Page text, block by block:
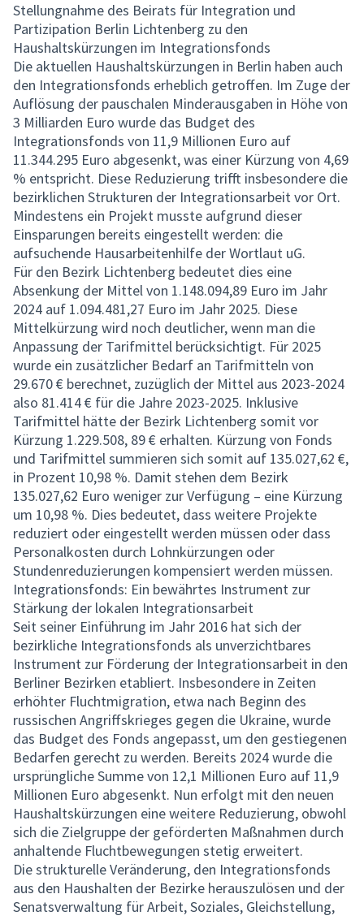
Stellungnahme des Beirats für Integration und
Partizipation Berlin Lichtenberg zu den
Haushaltskürzungen im Integrationsfonds
Die aktuellen Haushaltskürzungen in Berlin haben auch
den Integrationsfonds erheblich getroffen. Im Zuge der
Auflösung der pauschalen Minderausgaben in Höhe von
3 Milliarden Euro wurde das Budget des
Integrationsfonds von 11,9 Millionen Euro auf
11.344.295 Euro abgesenkt, was einer Kürzung von 4,69
% entspricht. Diese Reduzierung trifft insbesondere die
bezirklichen Strukturen der Integrationsarbeit vor Ort.
Mindestens ein Projekt musste aufgrund dieser
Einsparungen bereits eingestellt werden: die
aufsuchende Hausarbeitenhilfe der Wortlaut uG.
Für den Bezirk Lichtenberg bedeutet dies eine
Absenkung der Mittel von 1.148.094,89 Euro im Jahr
2024 auf 1.094.481,27 Euro im Jahr 2025. Diese
Mittelkürzung wird noch deutlicher, wenn man die
Anpassung der Tarifmittel berücksichtigt. Für 2025
wurde ein zusätzlicher Bedarf an Tarifmitteln von
29.670 € berechnet, zuzüglich der Mittel aus 2023-2024
also 81.414 € für die Jahre 2023-2025. Inklusive
Tarifmittel hätte der Bezirk Lichtenberg somit vor
Kürzung 1.229.508, 89 € erhalten. Kürzung von Fonds
und Tarifmittel summieren sich somit auf 135.027,62 €,
in Prozent 10,98 %. Damit stehen dem Bezirk
135.027,62 Euro weniger zur Verfügung – eine Kürzung
um 10,98 %. Dies bedeutet, dass weitere Projekte
reduziert oder eingestellt werden müssen oder dass
Personalkosten durch Lohnkürzungen oder
Stundenreduzierungen kompensiert werden müssen.
Integrationsfonds: Ein bewährtes Instrument zur
Stärkung der lokalen Integrationsarbeit
Seit seiner Einführung im Jahr 2016 hat sich der
bezirkliche Integrationsfonds als unverzichtbares
Instrument zur Förderung der Integrationsarbeit in den
Berliner Bezirken etabliert. Insbesondere in Zeiten
erhöhter Fluchtmigration, etwa nach Beginn des
russischen Angriffskrieges gegen die Ukraine, wurde
das Budget des Fonds angepasst, um den gestiegenen
Bedarfen gerecht zu werden. Bereits 2024 wurde die
ursprüngliche Summe von 12,1 Millionen Euro auf 11,9
Millionen Euro abgesenkt. Nun erfolgt mit den neuen
Haushaltskürzungen eine weitere Reduzierung, obwohl
sich die Zielgruppe der geförderten Maßnahmen durch
anhaltende Fluchtbewegungen stetig erweitert.
Die strukturelle Veränderung, den Integrationsfonds
aus den Haushalten der Bezirke herauszulösen und der
Senatsverwaltung für Arbeit, Soziales, Gleichstellung,